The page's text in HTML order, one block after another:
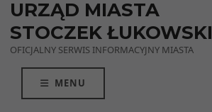
URZĄD MIASTA
STOCZEK ŁUKOWSKI
OFICJALNY SERWIS INFORMACYJNY MIASTA
MENU